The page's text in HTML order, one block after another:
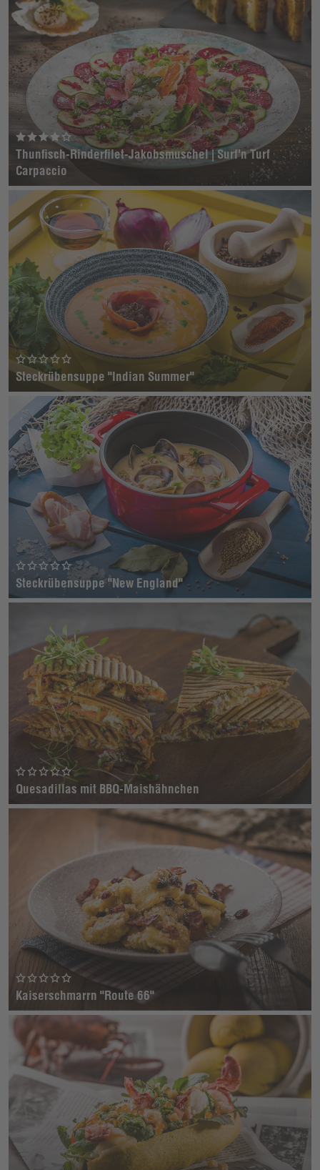
Thunfisch-Rinderfilet-Jakobsmuschel | Surf'n Turf
Carpaccio
Steckrübensuppe "Indian Summer"
Steckrübensuppe "New England"
Quesadillas mit BBQ-Maishähnchen
Kaiserschmarrn "Route 66"